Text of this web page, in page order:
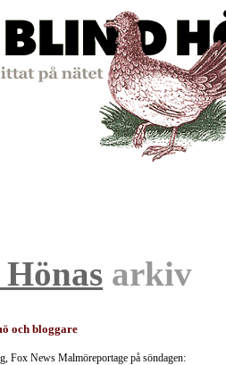
arkiv
och bloggare
Fox News Malmöreportage på söndagen: